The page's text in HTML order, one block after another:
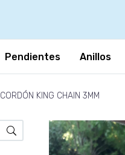
Pendientes Anillos
CORDÓN KING CHAIN 3MM